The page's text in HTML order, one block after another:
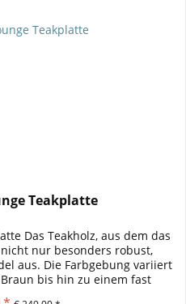
Teakplatte
Das Teakholz, aus dem das
nur besonders robust,
aus. Die Farbgebung variiert
bis hin zu einem fast